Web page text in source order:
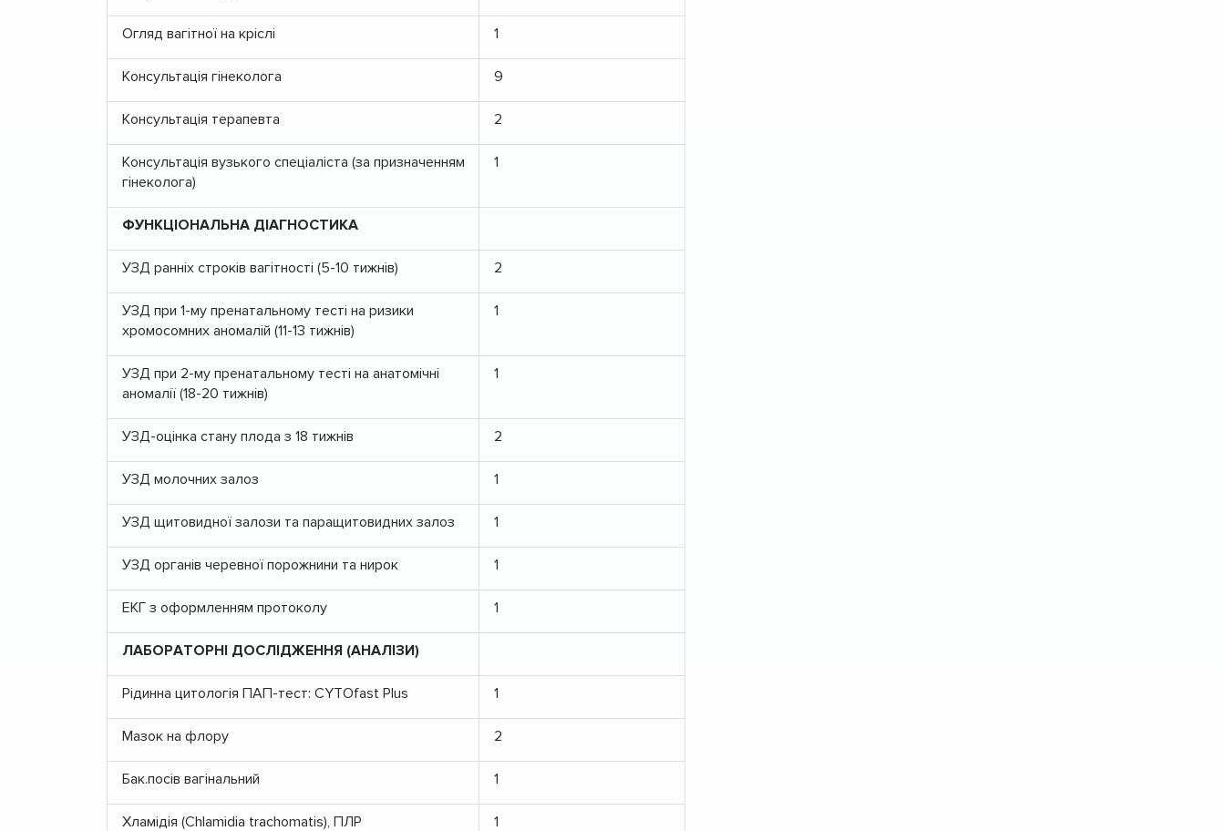
Огляд вагітної на кріслі 1
Консультація гінеколога 9
Консультація терапевта 2
Консультація вузького спеціаліста (за призначенням
гінеколога)
1
ФУНКЦІОНАЛЬНА ДІАГНОСТИКА
УЗД ранніх строків вагітності (5-10 тижнів) 2
УЗД при 1-му пренатальному тесті на ризики
хромосомних аномалій (11-13 тижнів)
1
УЗД при 2-му пренатальному тесті на анатомічні
аномалії (18-20 тижнів)
1
УЗД-оцінка стану плода з 18 тижнів 2
УЗД молочних залоз 1
УЗД щитовидної залози та паращитовидних залоз 1
УЗД органів черевної порожнини та нирок 1
ЕКГ з оформленням протоколу 1
ЛАБОРАТОРНІ ДОСЛІДЖЕННЯ (АНАЛІЗИ)
Рідинна цитологія ПАП-тест: CYTOfast Plus 1
Мазок на флору 2
Бак.посів вагінальний 1
Хламідія (Chlamidia trachomatis), ПЛР 1